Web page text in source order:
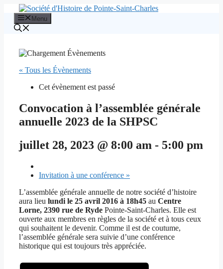
contenu
Menu
« Tous les Évènements
Cet évènement est passé
Convocation à l’assemblée générale
annuelle 2023 de la SHPSC
juillet 28, 2023 @ 8:00 am - 5:00 pm
Invitation à une conférence »
L’assemblée générale annuelle de notre société d’histoire
aura lieu lundi le 25 avril 2016 à 18h45 au Centre
Lorne, 2390 rue de Ryde Pointe-Saint-Charles. Elle est
ouverte aux membres en règles de la société et à tous ceux
qui souhaitent le devenir. Comme il est de coutume,
l’assemblée générale sera suivie d’une conférence
historique qui est toujours très appréciée.